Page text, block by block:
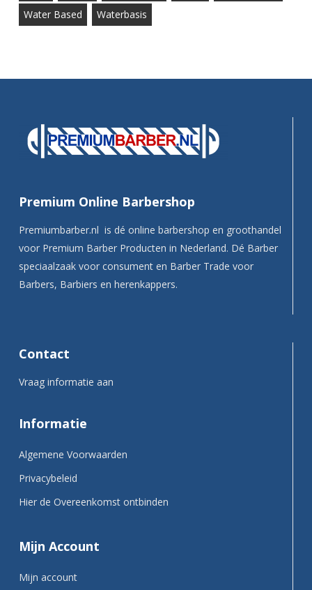
Water Based
Waterbasis
Premium Online Barbershop
Premiumbarber.nl is dé online barbershop en groothandel
voor Premium Barber Producten in Nederland. Dé Barber
speciaalzaak voor consument en Barber Trade voor
Barbers, Barbiers en herenkappers.
Contact
Vraag informatie aan
Informatie
Algemene Voorwaarden
Privacybeleid
Hier de Overeenkomst ontbinden
Mijn Account
Mijn account